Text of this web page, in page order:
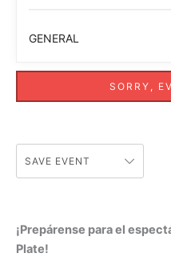
GENERAL
SORRY,
SAVE EVENT
¡Prepárense para el
Plate!